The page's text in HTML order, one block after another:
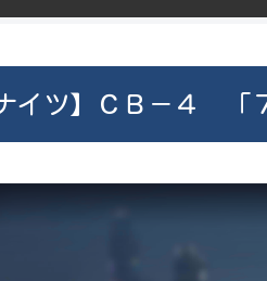
イツ】ＣＢ－４ 「